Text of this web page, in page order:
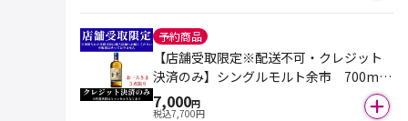
予約商品
【店舗受取限定※配送不可・クレジット
決済のみ】シングルモルト余市 700ml
（箱付き）※おひとり様３点まで
7,000円
税込7,700円